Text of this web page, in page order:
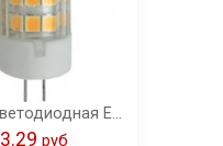
Лампа светодиодная Ecola G4 LED 4,0W Corn Micro 220V 4200K 320° 43x15 /G4RV40ELC/
3.29 pуб